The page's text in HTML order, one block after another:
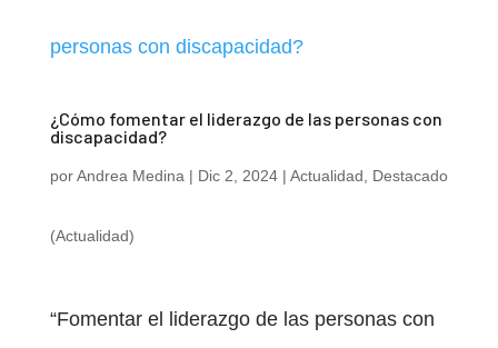
¿Cómo fomentar el liderazgo de las personas con
discapacidad?
porAndrea Medina | Dic 2, 2024| Actualidad Destacado
(Actualidad)
“Fomentar el liderazgo de las personas con